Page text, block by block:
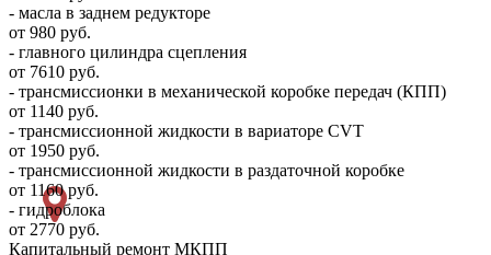
- масла в заднем редукторе
от 980 руб.
- главного цилиндра сцепления
от 7610 руб.
- трансмиссионки в механической коробке передач (КПП)
от 1140 руб.
- трансмиссионной жидкости в вариаторе CVT
от 1950 руб.
- трансмиссионной жидкости в раздаточной коробке
от 1160 руб.
- гидроблока
от 2770 руб.
Капитальный ремонт МКПП